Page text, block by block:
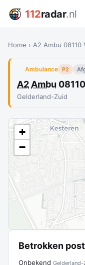
112radar.nl
Home › A2 Ambu 08110
Ambulance P2
A2 Ambu
Gelderland-Zuid
+
−
Betrokken
Onbekend Gelderland-